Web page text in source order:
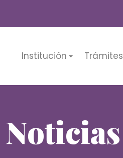
Institución Trámites
Noticias